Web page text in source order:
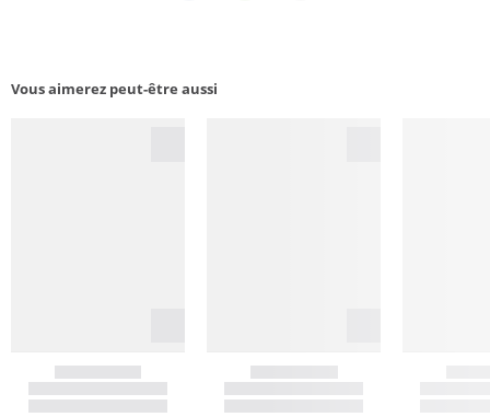
Vous aimerez peut-être aussi